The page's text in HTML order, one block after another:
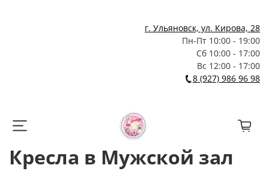
г. Ульяновск, ул. Кирова, 28
Пн-Пт 10:00 - 19:00
Сб 10:00 - 17:00
Вс 12:00 - 17:00
8 (927) 986 96 98
Кресла в Мужской зал